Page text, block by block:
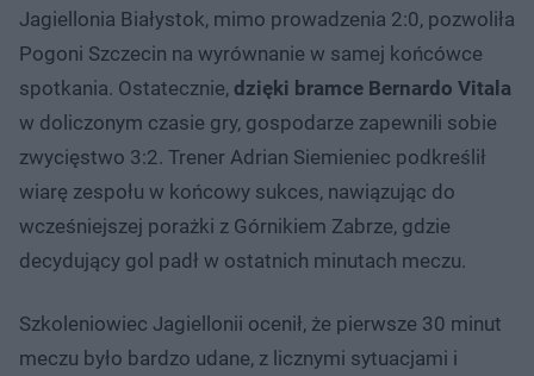
Jagiellonia Białystok, mimo prowadzenia 2:0, pozwoliła
Pogoni Szczecin na wyrównanie w samej końcówce
spotkania. Ostatecznie, dzięki bramce Bernardo Vitala
w doliczonym czasie gry, gospodarze zapewnili sobie
zwycięstwo 3:2. Trener Adrian Siemieniec podkreślił
wiarę zespołu w końcowy sukces, nawiązując do
wcześniejszej porażki z Górnikiem Zabrze, gdzie
decydujący gol padł w ostatnich minutach meczu.
Szkoleniowiec Jagiellonii ocenił, że pierwsze 30 minut
meczu było bardzo udane, z licznymi sytuacjami i